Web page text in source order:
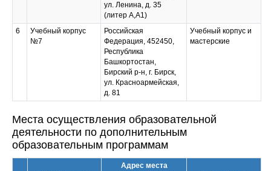
ул. Ленина, д. 35
(литер А,А1)
6
Учебный корпус
№7
Российская
Федерация, 452450,
Республика
Башкортостан,
Бирский р-н, г. Бирск,
ул. Красноармейская,
д. 81
Учебный корпус и
мастерские
Места осуществления образовательной
деятельности по дополнительным
образовательным программам
Адрес места